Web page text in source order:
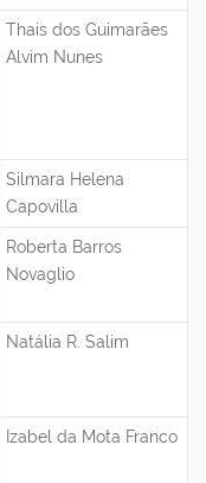
Thais dos Guimarães
Alvim Nunes
Silmara Helena
Capovilla
Roberta Barros
Novaglio
Natália R. Salim
Izabel da Mota Franco